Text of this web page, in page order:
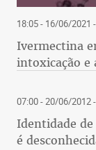
18:05 - 16/06/2021
Ivermectina
intoxicação e
07:00 - 20/06/2012
Identidade
é